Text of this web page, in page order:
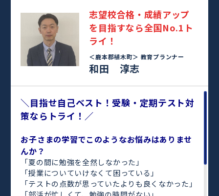
志望校合格・成績アップ
を目指すなら全国No.1ト
ライ！
＜鹿本郡植木町＞ 教育プランナー
和田 淳志
＼目指せ自己ベスト！受験・定期テスト対
策ならトライ！／
お子さまの学習でこのようなお悩みはありませ
んか？
「夏の間に勉強を全然しなかった」
「授業についていけなくて困っている」
「テストの点数が思っていたよりも良くなかった」